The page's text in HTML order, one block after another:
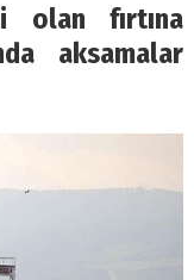
olan fırtına
aksamalar